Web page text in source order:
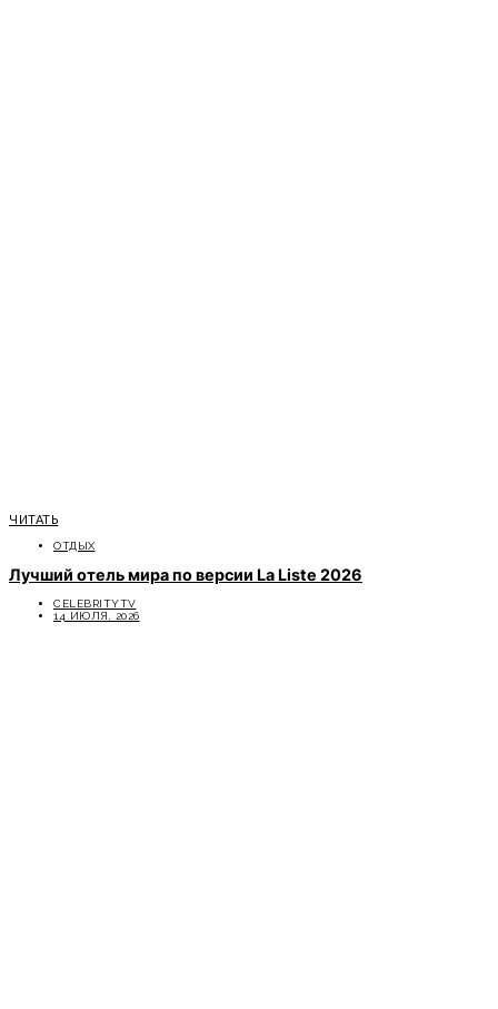
ЧИТАТЬ
ОТДЫХ
Лучший отель мира по версии La Liste 2026
CELEBRITYTV
14 ИЮЛЯ, 2026